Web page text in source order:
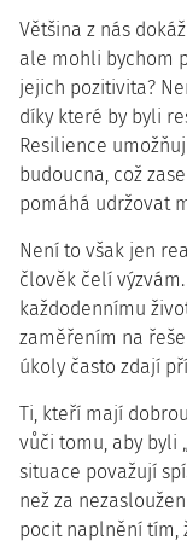
Většina z nás
ale mohli bychom
jejich pozitivita?
díky které by byli
Resilience
budoucna, což
pomáhá udržovat
Není to však jen
člověk čelí
každodennímu
zaměřením na
úkoly často zdají
Ti, kteří mají
vůči tomu, aby byli
situace považují
než za
pocit naplnění tím,